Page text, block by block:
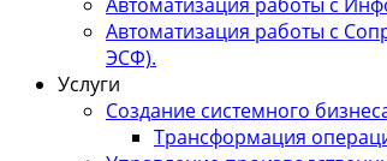
Автоматизация работы с
ЭСФ).
Услуги
Создание системного
Трансформация